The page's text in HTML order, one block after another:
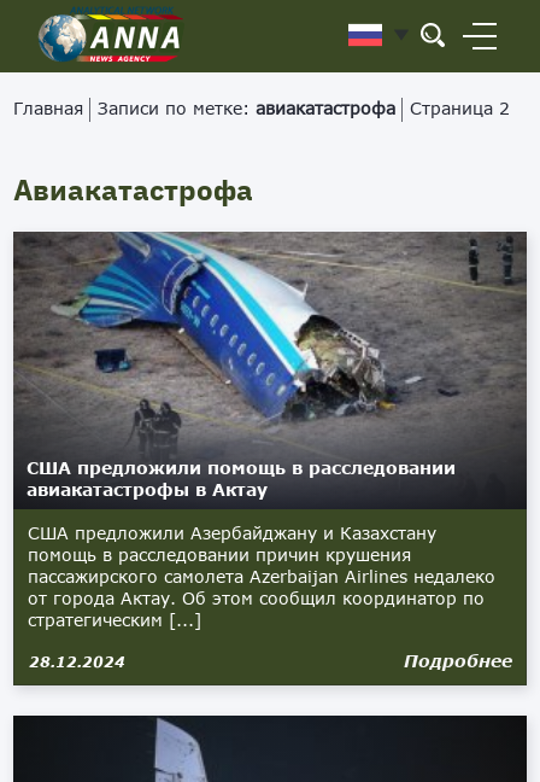
Главная Записи по метке:авиакатастрофа Страница 2
Авиакатастрофа
США предложили помощь в расследовании
авиакатастрофы в Актау
США предложили Азербайджану и Казахстану
помощь в расследовании причин крушения
пассажирского самолета Azerbaijan Airlines недалеко
от города Актау. Об этом сообщил координатор по
стратегическим [...]
28.12.2024 Подробнее